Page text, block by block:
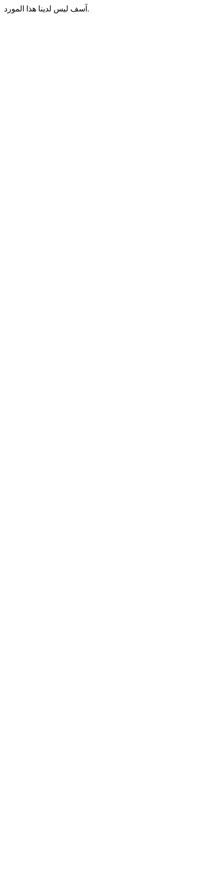
آسف ليس لدينا هذا المورد.